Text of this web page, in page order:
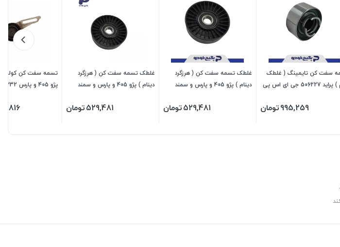
سفت کن تایمینگ ( غلطک
جی ای اس پی
995,259تومان
غلطک تسمه سفت کن ( هرزگرد
دینام ) پژو 405 و پارس و سمند
529,481تومان
غلطک تسمه سفت کن ( هرزگرد
دینام ) پژو 405 و پارس و سمند
529,481تومان